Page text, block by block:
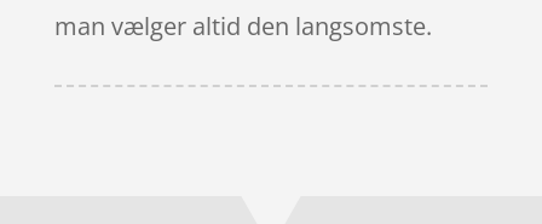
man vælger altid den langsomste.